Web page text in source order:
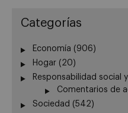
Categorías
Economía (906)
Hogar (20)
Responsabilidad social
Comentarios de
Sociedad (542)